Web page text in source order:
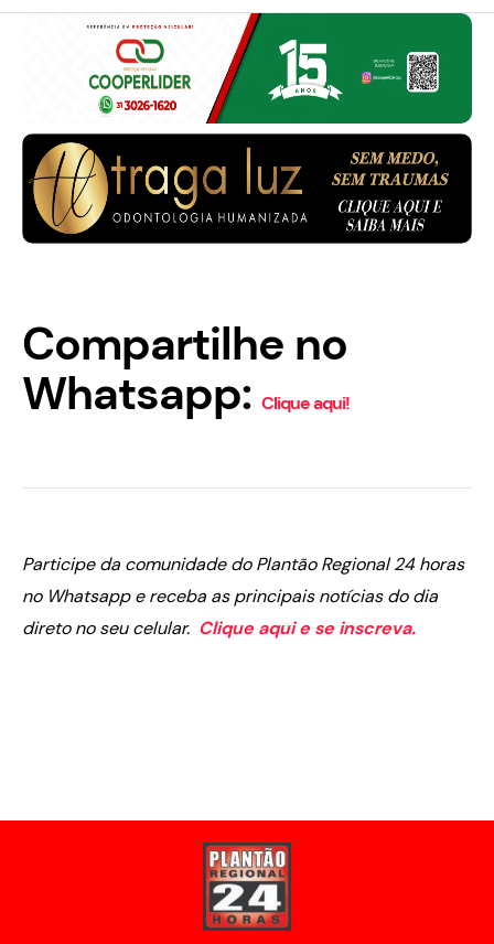
Compartilhe no
Whatsapp: Clique aqui!
Participe da comunidade do Plantão Regional 24 horas
no Whatsapp e receba as principais notícias do dia
direto no seu celular. Clique aqui e se inscreva.